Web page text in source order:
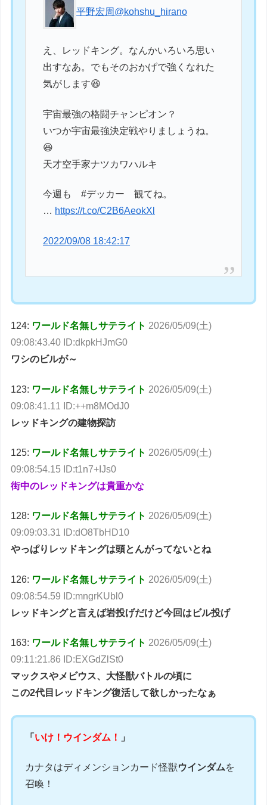
平野宏周 @kohshu_hirano
え、レッドキング。なんかいろいろ思い
出すなあ。でもそのおかげで強くなれた
気がします😆
宇宙最強の格闘チャンピオン？
いつか宇宙最強決定戦やりましょうね。
😆
天才空手家ナツカワハルキ
今週も #デッカー 観てね。
… https://t.co/C2B6AeokXl
2022/09/08 18:42:17
124: ワールド名無しサテライト 2026/05/09(土)
09:08:43.40 ID:dkpkHJmG0
ワシのビルが～
123: ワールド名無しサテライト 2026/05/09(土)
09:08:41.11 ID:++m8MOdJ0
レッドキングの建物探訪
125: ワールド名無しサテライト 2026/05/09(土)
09:08:54.15 ID:t1n7+IJs0
街中のレッドキングは貴重かな
128: ワールド名無しサテライト 2026/05/09(土)
09:09:03.31 ID:dO8TbHD10
やっぱりレッドキングは頭とんがってないとね
126: ワールド名無しサテライト 2026/05/09(土)
09:08:54.59 ID:mngrKUbl0
レッドキングと言えば岩投げだけど今回はビル投げ
163: ワールド名無しサテライト 2026/05/09(土)
09:11:21.86 ID:EXGdZlSt0
マックスやメビウス、大怪獣バトルの頃に
この2代目レッドキング復活して欲しかったなぁ
「 いけ！ウインダム！ 」
カナタはディメンションカード怪獣ウインダムを
召喚！